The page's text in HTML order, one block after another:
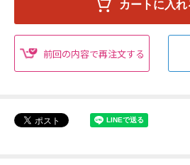
前回の内容で再注文する